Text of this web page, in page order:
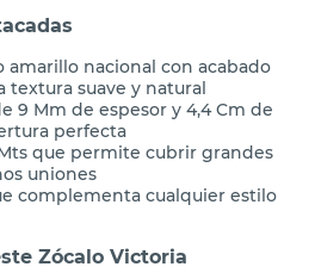
amarillo nacional con acabado
textura suave y natural
9 Mm de espesor y 4,4 Cm de
perfecta
que permite cubrir grandes
uniones
complementa cualquier estilo
Zócalo Victoria